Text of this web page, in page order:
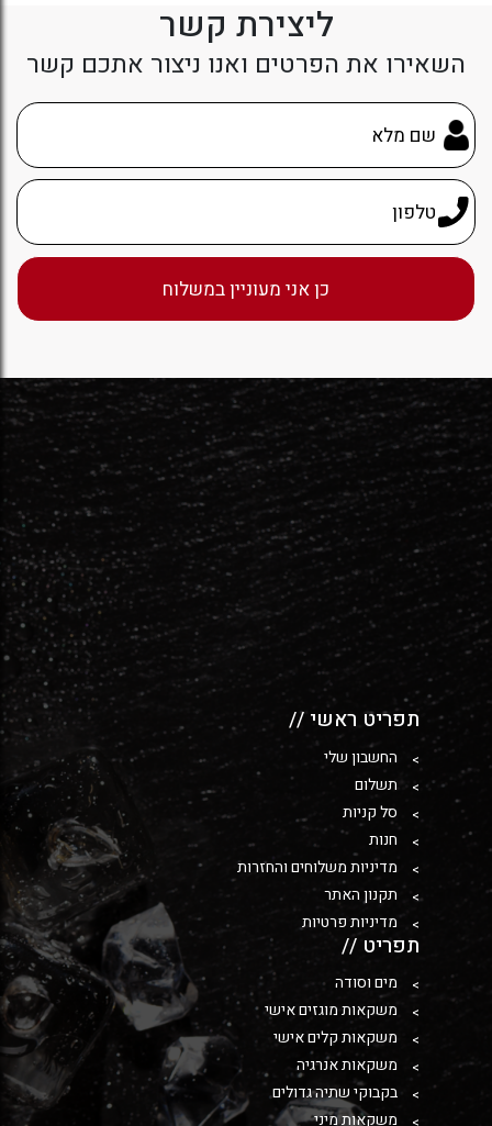
ליצירת קשר
השאירו את הפרטים ואנו ניצור אתכם קשר
תפריט ראשי //
החשבון שלי
תשלום
סל קניות
חנות
מדיניות משלוחים והחזרות
תקנון האתר
מדיניות פרטיות
תפריט //
מים וסודה
משקאות מוגזים אישי
משקאות קלים אישי
משקאות אנרגיה
בקבוקי שתיה גדולים
משקאות מיני